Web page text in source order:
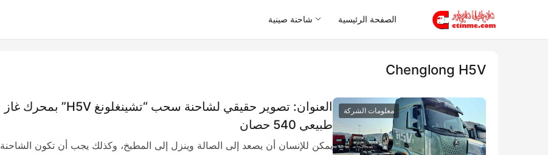
الصفحة الرئيسية شاحنة صينية
Chenglong H5V
معلومات الشركة
العنوان: تصوير حقيقي لشاحنة سحب “تشينغلونغ H5V” بمحرك غاز
طبيعي 540 حصان
يمكن للإنسان أن يصعد إلى الصالة وينزل إلى المطبخ، وكذلك يجب أن تكون الشاحنة